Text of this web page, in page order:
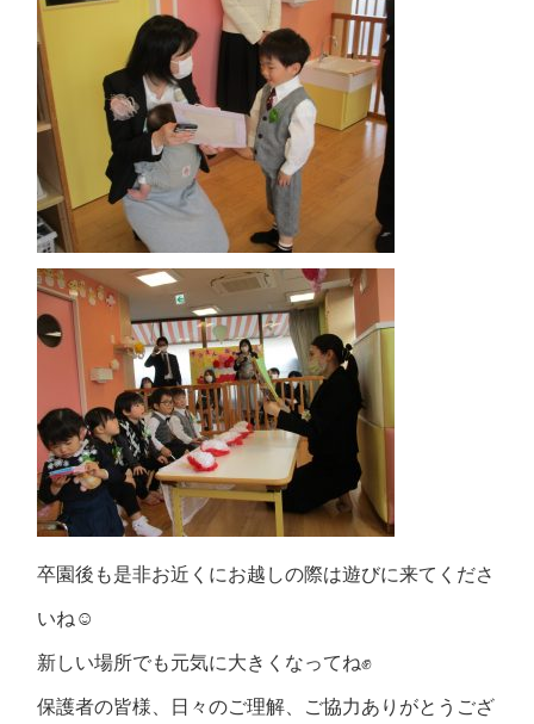
卒園後も是非お近くにお越しの際は遊びに来てくださ
いね☺
新しい場所でも元気に大きくなってね✊
保護者の皆様、日々のご理解、ご協力ありがとうござ